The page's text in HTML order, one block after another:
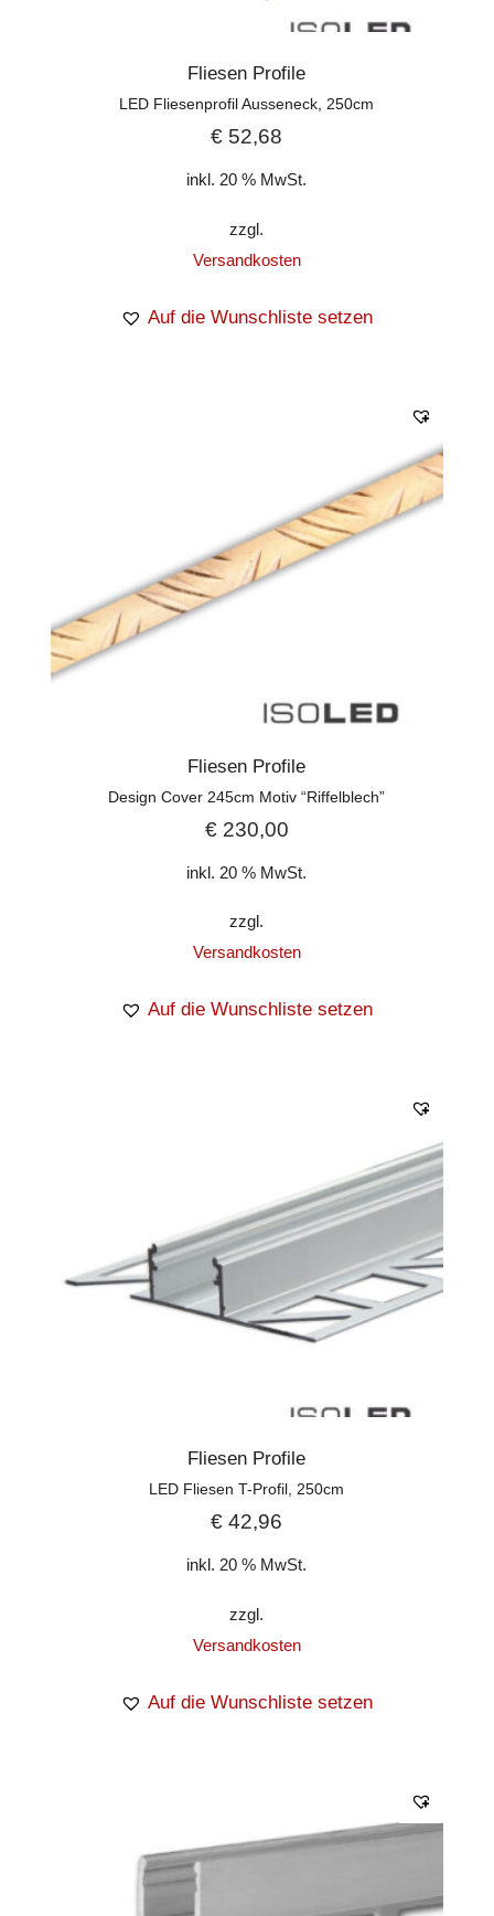
Fliesen Profile
LED Fliesenprofil Ausseneck, 250cm
€ 52,68
inkl. 20 % MwSt.
zzgl.
Versandkosten
Auf die Wunschliste setzen
Fliesen Profile
Design Cover 245cm Motiv “Riffelblech”
€230,00
inkl. 20 % MwSt.
zzgl.
Versandkosten
Auf die Wunschliste setzen
Fliesen Profile
LED Fliesen T-Profil, 250cm
€ 42,96
inkl. 20 % MwSt.
zzgl.
Versandkosten
Auf die Wunschliste setzen